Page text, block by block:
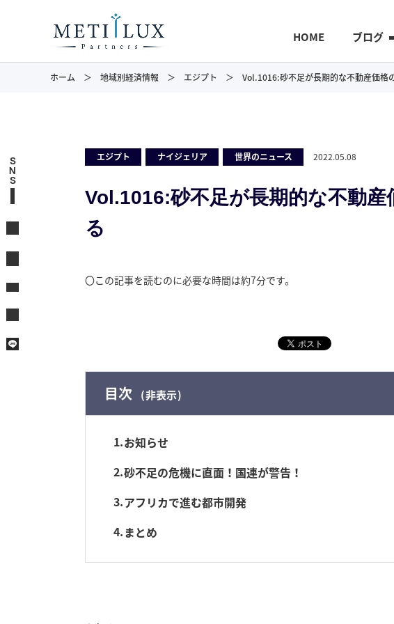
HOME ブログ
ホーム 地域別経済情報 エジプト Vol.1016:砂不足が長期的な不動産価格
エジプト ナイジェリア 世界のニュース 2022.05.08
Vol.1016:砂不足が長期的な不動
る
〇この記事を読むのに必要な時間は約7分です。
目次 非表示
1 お知らせ
2 砂不足の危機に直面！国連が警告！
3 アフリカで進む都市開発
4 まとめ
S
N
S